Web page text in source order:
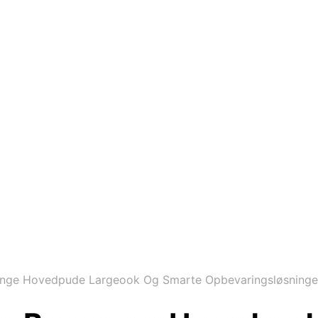
Hovedpude Largeook Og Smarte